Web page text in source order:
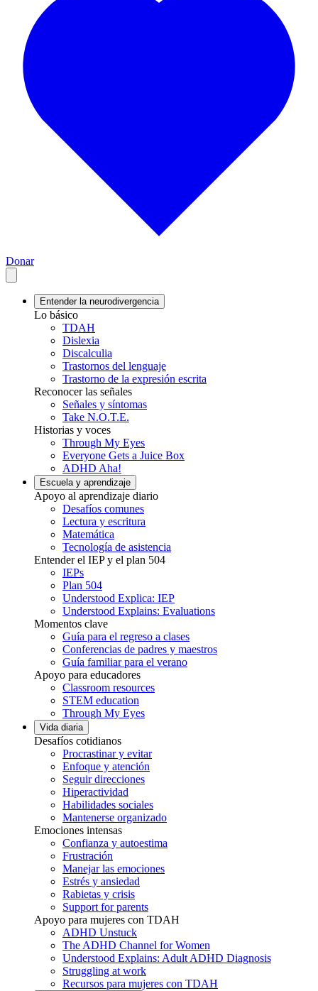
Donar
Entender la neurodivergencia
Lo básico
TDAH
Dislexia
Discalculia
Trastornos del lenguaje
Trastorno de la expresión escrita
Reconocer las señales
Señales y síntomas
Take N.O.T.E.
Historias y voces
Through My Eyes
Everyone Gets a Juice Box
ADHD Aha!
Escuela y aprendizaje
Apoyo al aprendizaje diario
Desafíos comunes
Lectura y escritura
Matemática
Tecnología de asistencia
Entender el IEP y el plan 504
IEPs
Plan 504
Understood Explica: IEP
Understood Explains: Evaluations
Momentos clave
Guía para el regreso a clases
Conferencias de padres y maestros
Guía familiar para el verano
Apoyo para educadores
Classroom resources
STEM education
Through My Eyes
Vida diaria
Desafíos cotidianos
Procrastinar y evitar
Enfoque y atención
Seguir direcciones
Hiperactividad
Habilidades sociales
Mantenerse organizado
Emociones intensas
Confianza y autoestima
Frustración
Manejar las emociones
Estrés y ansiedad
Rabietas y crisis
Support for parents
Apoyo para mujeres con TDAH
ADHD Unstuck
The ADHD Channel for Women
Understood Explains: Adult ADHD Diagnosis
Struggling at work
Recursos para mujeres con TDAH